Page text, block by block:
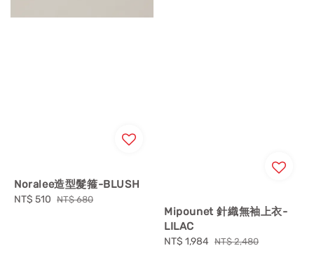
Noralee造型髮箍-BLUSH
Sale
NT$ 510 Regular
NT$ 680
Mipounet 針織無袖上衣-
LILAC
Sale
NT$ 1,984 Regular
NT$ 2,480